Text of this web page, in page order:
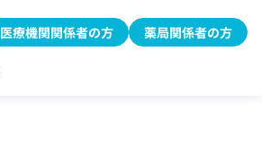
医療機関関係者の方 薬局関係者の方